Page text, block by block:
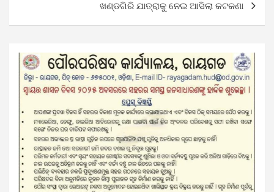
ଖଣ୍ଡଗିରି ଯାତ୍ରାକୁ ନେଇ ଆସିଲା କଟକଣା